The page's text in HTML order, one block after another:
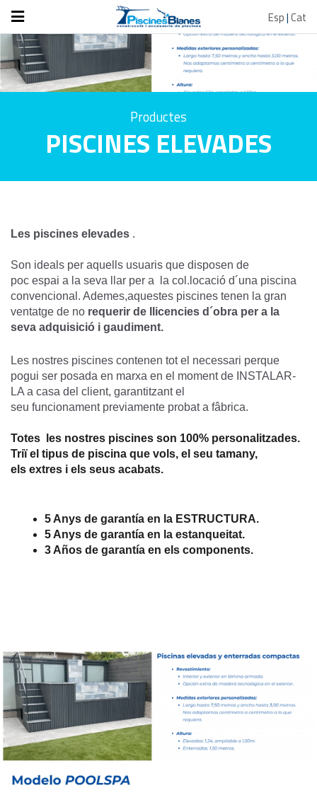
Esp|Cat
Productes
PISCINES ELEVADES
Les piscines elevades .
Son ideals per aquells usuaris que disposen de
poc espai a la seva llar per a la col.locació d´una piscina
convencional. Ademes,aquestes piscines tenen la gran
ventatge de no requerir de
llicencies d´obra per a la
seva adquisició i gaudiment.
Les nostres piscines contenen tot el necessari perque
pogui ser posada en marxa en el moment de INSTALAR-
LA a casa del client, garantitzant el
seu funcionament previamente probat a fâbrica.
Totes les nostres piscines son 100% personalitzades.
Triï el tipus de piscina que vols, el seu tamany,
els extres i els seus acabats.
5 Anys de garantía en la ESTRUCTURA.
5 Anys de garantía en la estanqueitat.
3 Años de garantía en els components.